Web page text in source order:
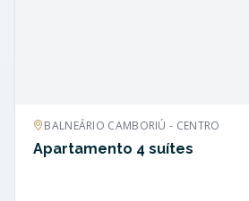
BALNEÁRIO CAMBORIÚ - CENTRO
Apartamento 4 suítes